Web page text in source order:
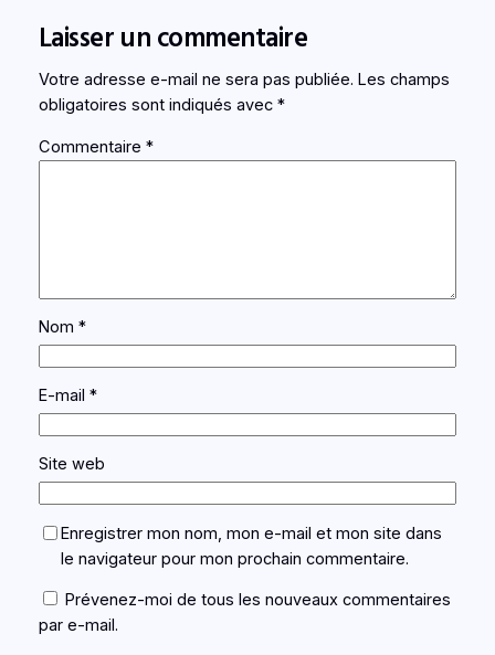
Laisser un commentaire
Votre adresse e-mail ne sera pas publiée. Les champs
obligatoires sont indiqués avec *
Commentaire *
Nom *
E-mail *
Site web
Enregistrer mon nom, mon e-mail et mon site dans
le navigateur pour mon prochain commentaire.
Prévenez-moi de tous les nouveaux commentaires
par e-mail.